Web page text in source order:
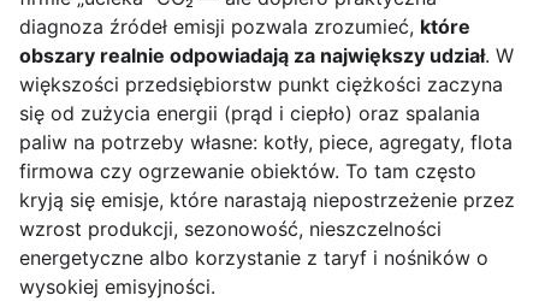
diagnoza źródeł emisji pozwala zrozumieć, które
obszary realnie odpowiadają za największy udział. W
większości przedsiębiorstw punkt ciężkości zaczyna
się od zużycia energii (prąd i ciepło) oraz spalania
paliw na potrzeby własne: kotły, piece, agregaty, flota
firmowa czy ogrzewanie obiektów. To tam często
kryją się emisje, które narastają niepostrzeżenie przez
wzrost produkcji, sezonowość, nieszczelności
energetyczne albo korzystanie z taryf i nośników o
wysokiej emisyjności.